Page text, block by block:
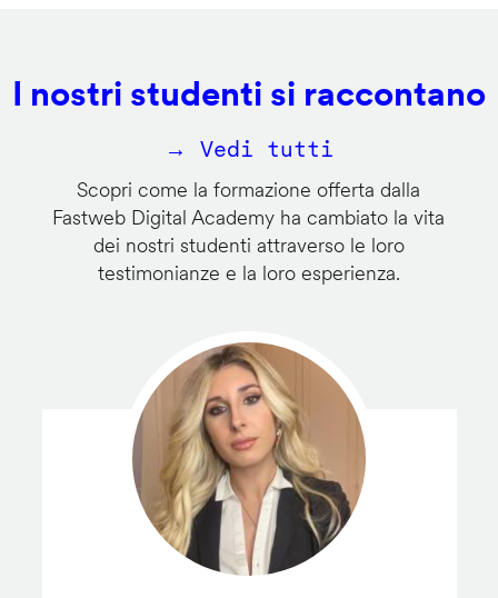
I nostri studenti si raccontano
→ Vedi tutti
Scopri come la formazione offerta dalla
Fastweb Digital Academy ha cambiato la vita
dei nostri studenti attraverso le loro
testimonianze e la loro esperienza.